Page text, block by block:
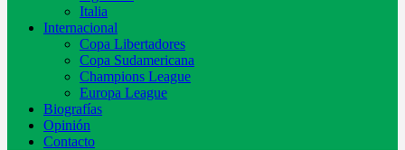
Italia
Internacional
Copa Libertadores
Copa Sudamericana
Champions League
Europa League
Biografías
Opinión
Contacto